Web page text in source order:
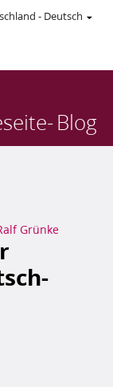
- Deutsch
Blog
Grünke